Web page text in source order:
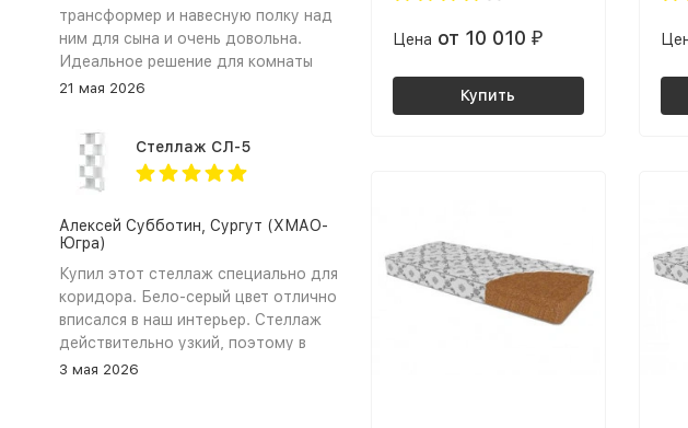
Цена от 10 010 ₽
Купить
трансформер и навесную полку над
ним для сына и очень довольна.
Идеальное решение для комнаты
школьника. ЛДСП в сочетании
выглядит очень стильно и
современно. Самое главное это
трансформация стола. Столешница
прямой стол (парту) в удобный
угловой стол для письма и
рисования. Тумба вместительная,
сын хранит там свои тетради и
книжки. Сборка прошла довольно
быстро и непринужденно,
21 мая 2026
Стеллаж СЛ-5
Алексей Субботин, Сургут (ХМАО-
Югра)
Купил этот стеллаж специально для
коридора. Бело‑серый цвет отлично
вписался в наш интерьер. Стеллаж
действительно узкий, поэтому в
коридоре не загромождает проход,
3 мая 2026